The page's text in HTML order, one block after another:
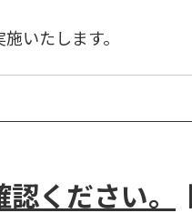
いたします。
ください。